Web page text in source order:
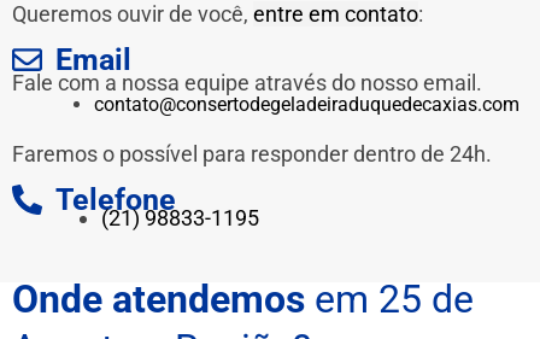
Queremos ouvir de você, entre em contato:
Email
Fale com a nossa equipe através do nosso email.
contato@consertodegeladeiraduquedecaxias.com
Faremos o possível para responder dentro de 24h.
Telefone
(21) 98833-1195
Onde atendemos em 25 de